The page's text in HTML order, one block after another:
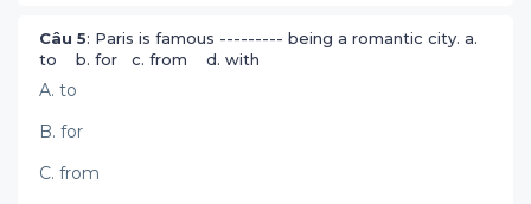
Câu 5: Paris is famous --------- being a romantic city. a.
to b. for c. from d. with
A. to
B. for
C. from